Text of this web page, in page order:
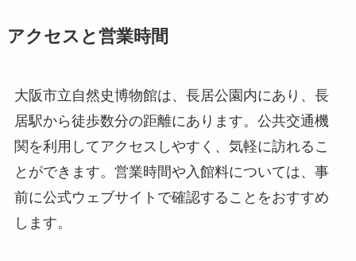
アクセスと営業時間
大阪市立自然史博物館は、長居公園内にあり、長
居駅から徒歩数分の距離にあります。公共交通機
関を利用してアクセスしやすく、気軽に訪れるこ
とができます。営業時間や入館料については、事
前に公式ウェブサイトで確認することをおすすめ
します。